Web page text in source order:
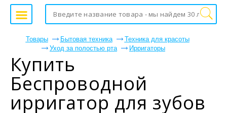
Товары Бытовая техника
Техника для красоты
Уход за полостью рта
Ирригаторы
Купить
Беспроводной
ирригатор для зубов